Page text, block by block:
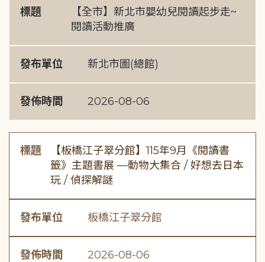
標題
【全市】新北市嬰幼兒閱讀起步走~
閱讀活動推廣
發布單位 新北市圖(總館)
發佈時間 2026-08-06
標題
【板橋江子翠分館】115年9月《閱讀書
籤》主題書展 —動物大集合 / 好想去日本
玩 / 偵探解謎
發布單位 板橋江子翠分館
發佈時間 2026-08-06